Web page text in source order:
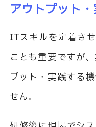
アウトプット
ITスキルを定着さ
ことも重要ですが
プット・実践する
せん。